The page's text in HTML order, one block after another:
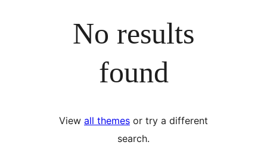
No results
found
View all themes or try a different
search.